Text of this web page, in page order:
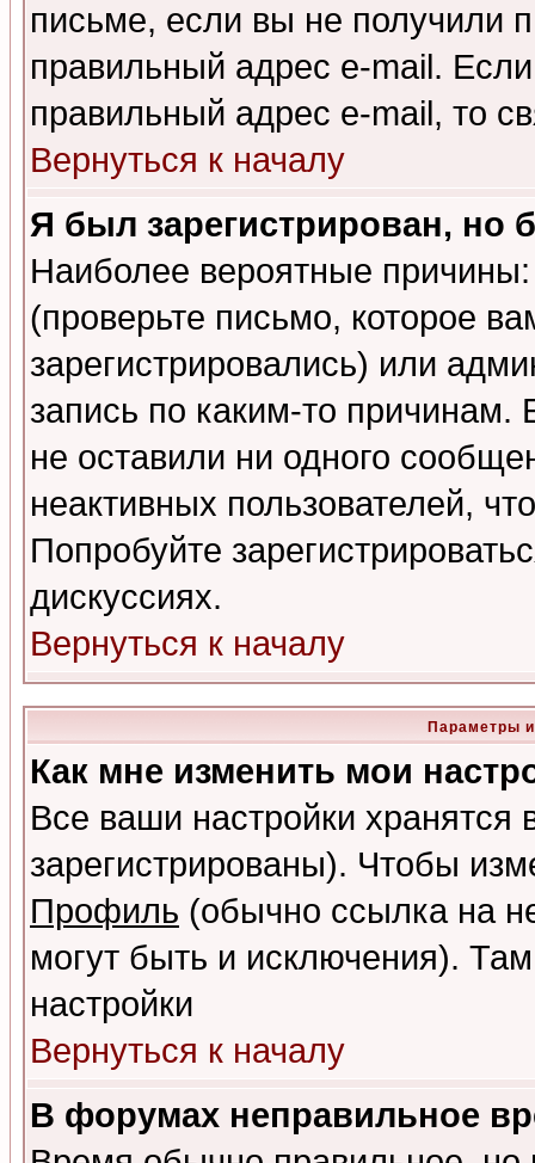
письме, если вы не получили
правильный адрес e-mail.
правильный адрес e-mail, то
Вернуться к началу
Я был зарегистрирован, но
Наиболее вероятные
(проверьте письмо, которое
зарегистрировались) или
запись по каким-то
не оставили ни одного
неактивных пользователей,
Попробуйте
дискуссиях.
Вернуться к началу
Параметры
Как мне изменить мои
Все ваши настройки
зарегистрированы). Чтобы
Профиль (обычно ссылка на
могут быть и исключения).
настройки
Вернуться к началу
В форумах неправильное